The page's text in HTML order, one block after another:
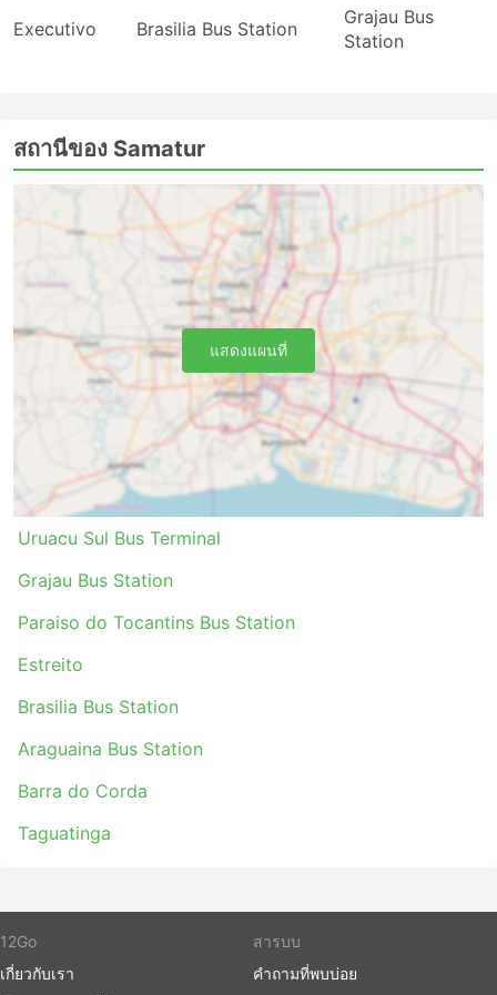
การเดินทางไปยังสถานีดังกล่าวอาจเป็นปัญหา เนื่องจาก
ในบางจุดหมายปลายทางมีข้อจำกัดเกี่ยวกับยานพาหนะ
ด้วยหากคุณเดินทางในช่วงเวลาเร่งด่วน โดยเฉพาะอย่าง
ยิ่งหากคุณไม่คุ้นเคยกับการจราจรที่สถานีเริ่มต้นของคุณ
รถประจำทางน่าจะเป็นวิธีการขนส่งที่ตารางเดินรถน้อย
กว่ารถไฟหรือเครื่องบิน ขึ้นอยู่กับสถานการณ์บนท้อง
ถนนเป็นอย่างมาก ซึ่งบางครั้งอาจคาดเดาไม่ได้ เช่น
อุบัติเหตุ งานก่อสร้างถนน ทางเบี่ยง ฯลฯ โดยเฉพาะ
อย่างยิ่งสำหรับการเดินทางในช่วงวันหยุดสุดสัปดาห์ ฤดู
ท่องเที่ยว หรือวันหยุดนักขัตฤกษ์ อย่าลืมสิ่งนี้และหลีก
เลี่ยงการวางแผนการเดินทางที่กระชั้นชิดมาก
การเดินทางในบางเส้นทางหรือช่วงยอดนิยมอาจต้องจอง
ล่วงหน้า โปรดทราบว่าเป็นไปไม่ได้เสมอไปที่คุณ
สามารถไปที่สถานีแล้วซื้อตั๋วรถเลย ตั๋วอาจขายหมดไป
แล้ว ดังนั้นควรจัดการเดินทางของคุณให้เหมาะสม
Executivo Brasilia Bus Station
Grajau Bus
Station
สถานีของ Samatur
Uruacu Sul Bus Terminal
Grajau Bus Station
Paraiso do Tocantins Bus Station
Estreito
Brasilia Bus Station
Araguaina Bus Station
Barra do Corda
Taguatinga
แสดงแผนที่
12Go
เกี่ยวกับเรา
สารบบ
คำถามที่พบบ่อย